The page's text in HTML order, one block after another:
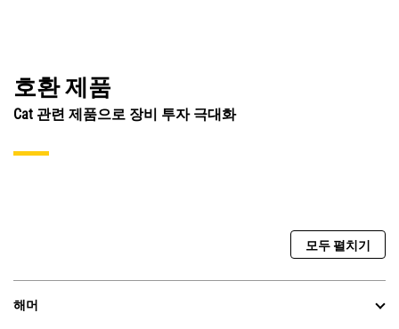
호환 제품
Cat 관련 제품으로 장비 투자 극대화
모두 펼치기
해머